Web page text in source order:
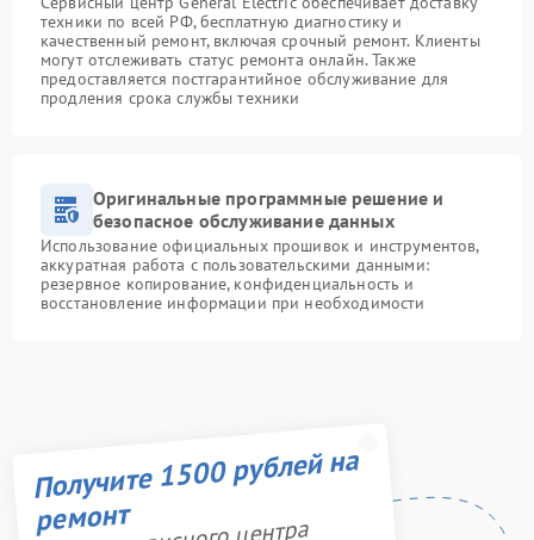
техники по всей РФ, бесплатную диагностику и
качественный ремонт, включая срочный ремонт. Клиенты
могут отслеживать статус ремонта онлайн. Также
предоставляется постгарантийное обслуживание для
продления срока службы техники
Оригинальные программные решение и
безопасное обслуживание данных
Использование официальных прошивок и инструментов,
аккуратная работа с пользовательскими данными:
резервное копирование, конфиденциальность и
восстановление информации при необходимости
Получите 1500 рублей на
ремонт